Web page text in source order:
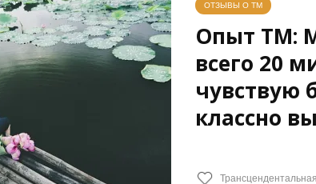
ОТЗЫВЫ О ТМ
Опыт ТМ:
всего 20
чувствую
классно